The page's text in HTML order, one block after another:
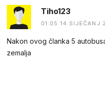
Tiho123
01:05 14.SIJEČANJ
Nakon ovog članka 5
zemalja